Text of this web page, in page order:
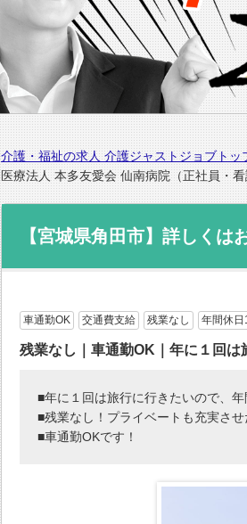
介護・福祉の求人 介護ジャストジョブトッ
医療法人 本多友愛会 仙南病院（正社員・
【宮城県角田市】詳しく
車通勤OK 交通費支給 残業なし 年間休
残業なし｜車通勤OK｜年に１回
■年に１回は旅行に行きたいので、
■残業なし！プライベートも充実さ
■車通勤OKです！